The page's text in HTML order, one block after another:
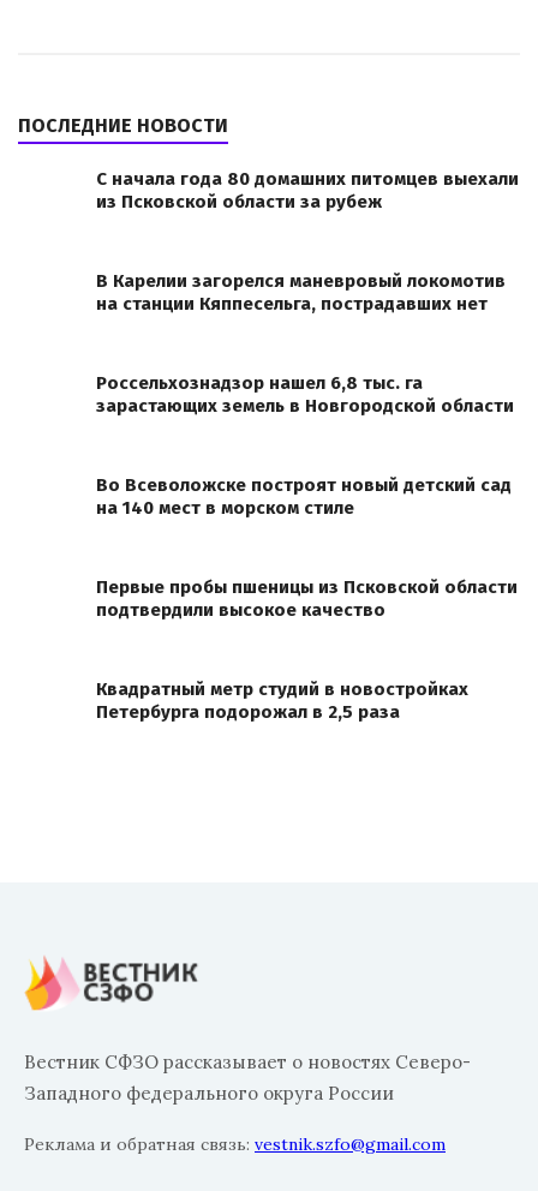
ПОСЛЕДНИЕ НОВОСТИ
С начала года 80 домашних питомцев выехали
из Псковской области за рубеж
В Карелии загорелся маневровый локомотив
на станции Кяппесельга, пострадавших нет
Россельхознадзор нашел 6,8 тыс. га
зарастающих земель в Новгородской области
Во Всеволожске построят новый детский сад
на 140 мест в морском стиле
Первые пробы пшеницы из Псковской области
подтвердили высокое качество
Квадратный метр студий в новостройках
Петербурга подорожал в 2,5 раза
Вестник СФЗО рассказывает о новостях Северо-
Западного федерального округа России
Реклама и обратная связь: vestnik.szfo@gmail.com